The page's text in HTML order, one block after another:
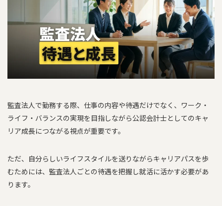
監査法人で勤務する際、仕事の内容や待遇だけでなく、ワーク・
ライフ・バランスの実現を目指しながら公認会計士としてのキャ
リア成長につながる視点が重要です。
ただ、自分らしいライフスタイルを送りながらキャリアパスを歩
むためには、監査法人ごとの待遇を把握し就活に活かす必要があ
ります。